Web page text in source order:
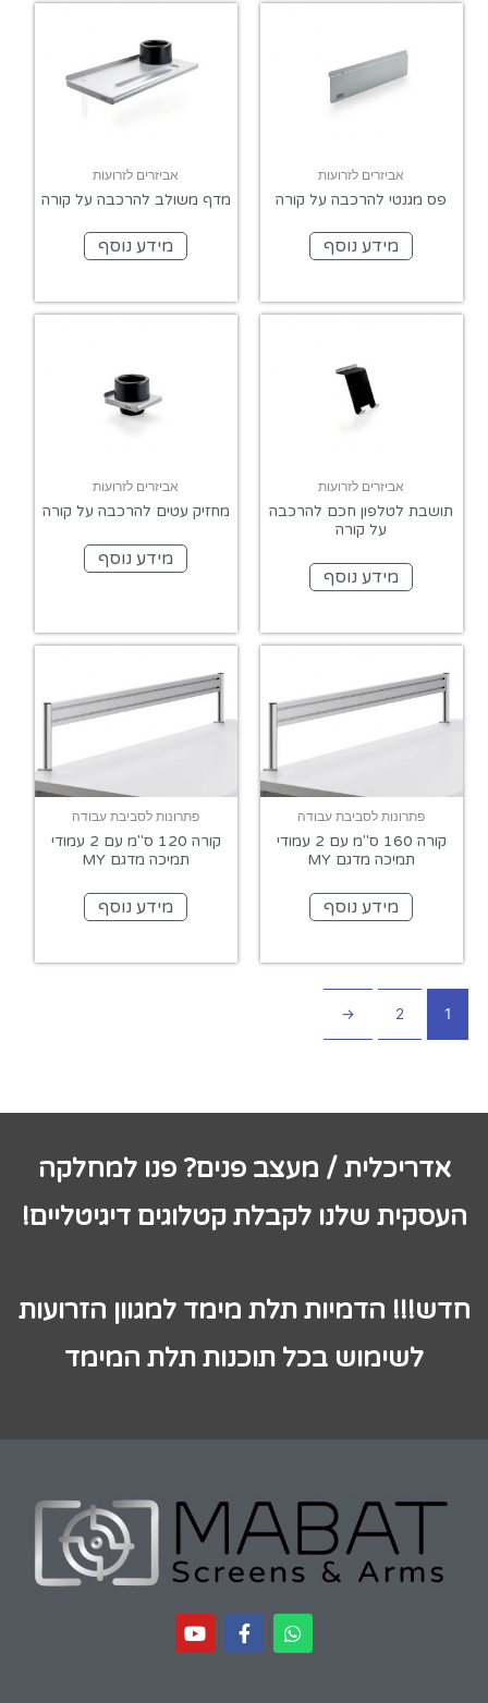
אביזרים לזרועות
פס מגנטי להרכבה על קורה
מידע נוסף
אביזרים לזרועות
מדף משולב להרכבה על קורה
מידע נוסף
אביזרים לזרועות
תושבת לטלפון חכם להרכבה
על קורה
מידע נוסף
אביזרים לזרועות
מחזיק עטים להרכבה על קורה
מידע נוסף
פתרונות לסביבת עבודה
קורה 160 ס"מ עם 2 עמודי
תמיכה מדגם MY
מידע נוסף
פתרונות לסביבת עבודה
קורה 120 ס"מ עם 2 עמודי
תמיכה מדגם MY
מידע נוסף
1
2
←
אדריכלית / מעצב פנים? פנו למחלקה
העסקית שלנו לקבלת קטלוגים דיגיטליים!
חדש!!! הדמיות תלת מימד למגוון הזרועות
לשימוש בכל תוכנות תלת המימד